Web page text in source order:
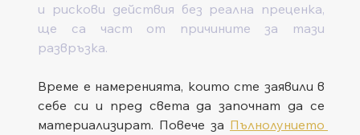
и рискови действия без реална преценка,
ще са част от причините за тази
развръзка.
Време е намеренията, които сте заявили в
себе си и пред света да започнат да се
материализират. Повече за Пълнолунието